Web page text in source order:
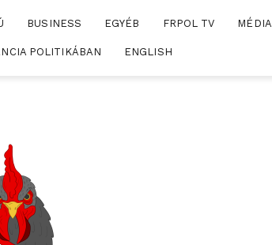
BUSINESS EGYÉB FRPOL TV MÉDIA
POLITIKÁBAN ENGLISH